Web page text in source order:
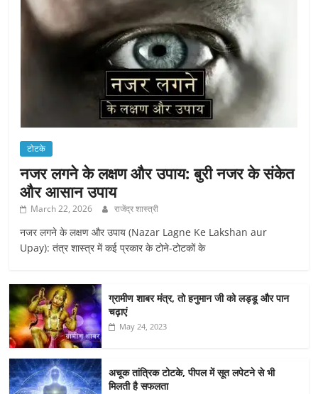
टोटके
नजर लगने के लक्षण और उपाय: बुरी नजर के संकेत
और आसान उपाय
March 22, 2026 राजेंद्र शास्त्री
नजर लगने के लक्षण और उपाय (Nazar Lagne Ke Lakshan aur
Upay): तंत्र शास्त्र में कई प्रकार के टोने-टोटकों के
ग्रामीण शाबर मंत्र, तो हनुमान जी को लड्डू और पान
चढ़ाएं
May 24, 2023
अचूक तांत्रिक टोटके, पीपल में सूत लपेटने से भी
मिलती है सफलता